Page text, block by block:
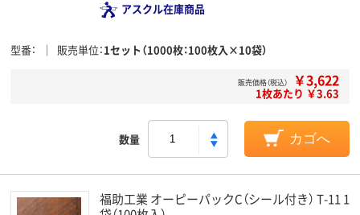
アスクル在庫商品
型番 販売単位 1セット（1000枚：100枚入×10袋）
販売価格（税込） ￥3,622
1枚あたり ￥3.63
数量 カゴへ
福助工業 オーピーパックC（シール付き） T-11 1